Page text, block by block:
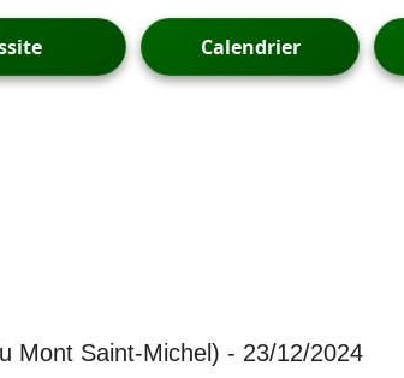
Calendrier
Mont Saint-Michel) - 23/12/2024